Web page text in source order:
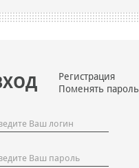
Регистрация
Поменять пароль